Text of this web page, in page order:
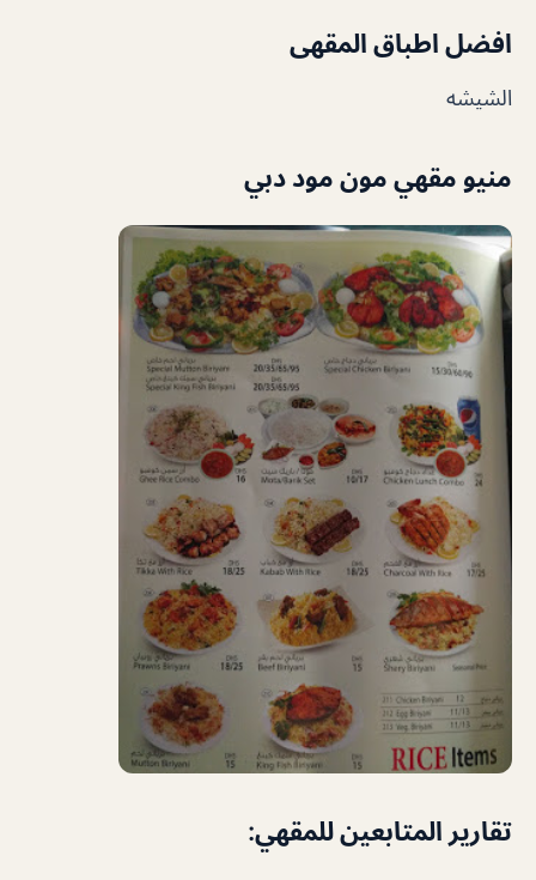
افضل اطباق المقهى
الشيشه
منيو مقهي مون مود دبي
تقارير المتابعين للمقهي: